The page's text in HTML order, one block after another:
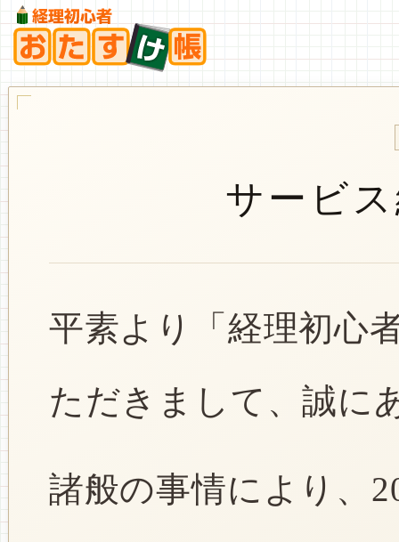
サービ
平素より「経理初心
ただきまして、誠に
諸般の事情により、